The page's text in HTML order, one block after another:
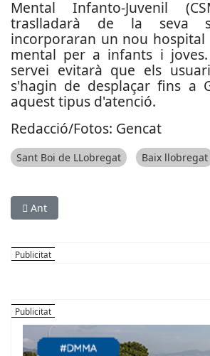
Mental Infanto-Juvenil
traslladarà de la seva
incorporaran un nou
mental per a infants i
servei evitarà que els
s'hagin de desplaçar fins a
aquest tipus d'atenció.
Redacció/Fotos: Gencat
Sant Boi de LLobregat Baix llobregat
Article anterior: L’Ajuntament de
Ant